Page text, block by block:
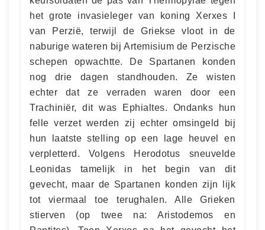
het grote invasieleger van koning Xerxes I
van Perzië, terwijl de Griekse vloot in de
naburige wateren bij Artemisium de Perzische
schepen opwachtte. De Spartanen konden
nog drie dagen standhouden. Ze wisten
echter dat ze verraden waren door een
Trachiniër, dit was Ephialtes. Ondanks hun
felle verzet werden zij echter omsingeld bij
hun laatste stelling op een lage heuvel en
verpletterd. Volgens Herodotus sneuvelde
Leonidas tamelijk in het begin van dit
gevecht, maar de Spartanen konden zijn lijk
tot viermaal toe terughalen. Alle Grieken
stierven (op twee na: Aristodemos en